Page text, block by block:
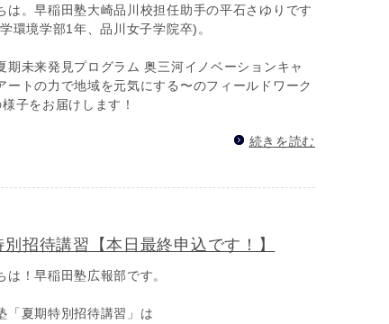
は。早稲田塾大崎品川校担任助手の平石さゆりです
環境学部1年、品川女子学院卒)。
期未来発見プログラム 奥三河イノベーションキャ
ートの力で地域を元気にする〜のフィールドワーク
子をお届けします！
続きを読む
別招待講習【本日最終申込です！】
は！早稲田塾広報部です。
「夏期特別招待講習」は